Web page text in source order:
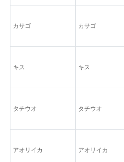
カサゴ カサゴ
キス キス
タチウオ タチウオ
アオリイカ アオリイカ